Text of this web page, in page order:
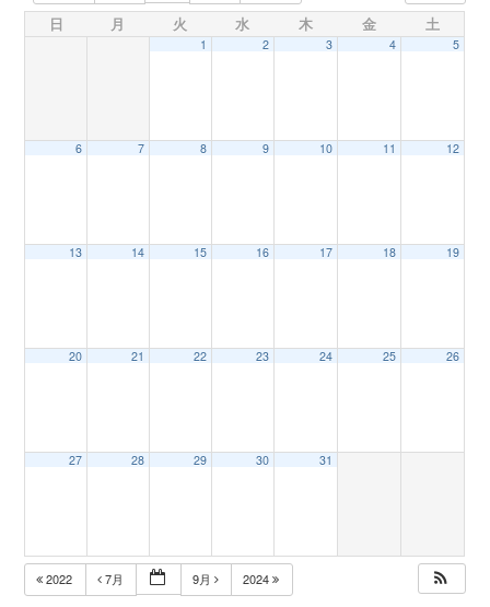
i
日 月 火 水 木 金 土
1 2 3 4 5
6 7 8 9 10 11 12
13 14 15 16 17 18 19
20 21 22 23 24 25 26
27 28 29 30 31
2022 7月 9月 2024